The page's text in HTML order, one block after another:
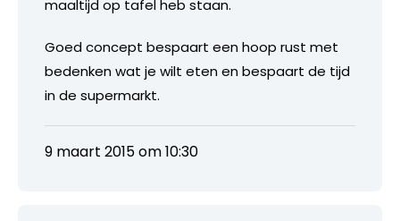
maaltijd op tafel heb staan.
Goed concept bespaart een hoop rust met
bedenken wat je wilt eten en bespaart de tijd
in de supermarkt.
9 maart 2015 om 10:30